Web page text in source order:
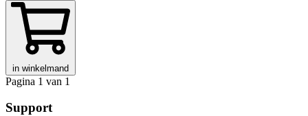
in winkelmand
Pagina 1 van 1
Support